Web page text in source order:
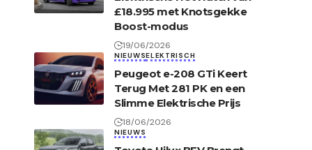
£18.995 met Knotsgekke
Boost-modus
19/06/2026
NIEUWSELEKTRISCH
Peugeot e-208 GTi Keert
Terug Met 281 PK en een
Slimme Elektrische Prijs
18/06/2026
NIEUWS